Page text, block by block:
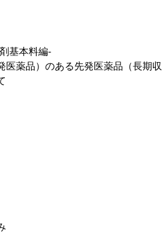
基本料編-
医薬品）のある先発医薬品（長期収